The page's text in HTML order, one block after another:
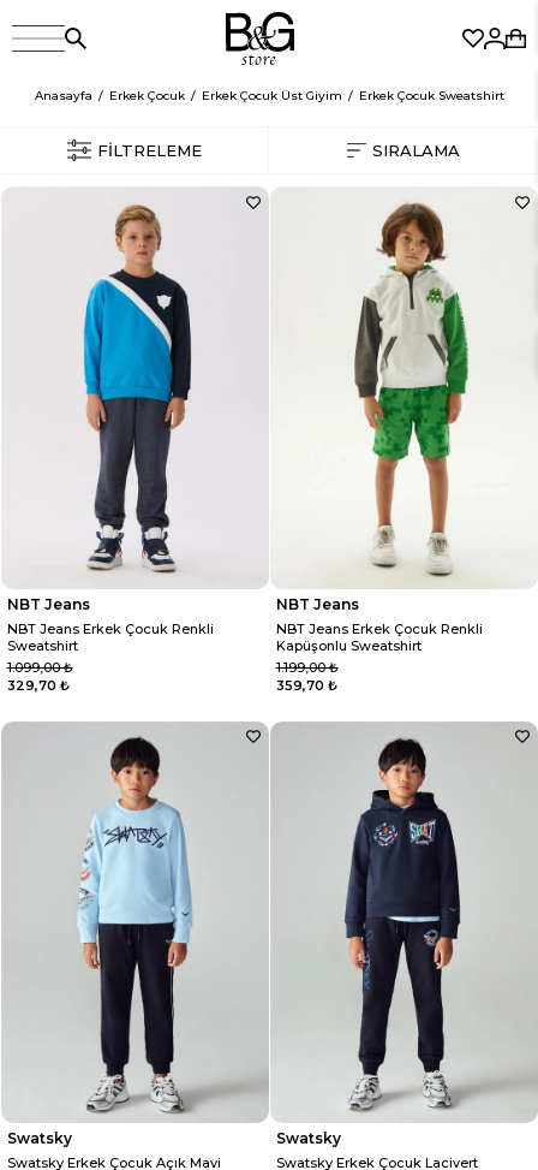
Anasayfa Erkek Çocuk Erkek Çocuk Üst Giyim Erkek Çocuk Sweatshirt
FILTRELEME SIRALAMA
NBT Jeans
NBT Jeans Erkek Çocuk Renkli
Sweatshirt
329,70 ₺
1.099,00 ₺
NBT Jeans
NBT Jeans Erkek Çocuk Renkli
Kapüşonlu Sweatshirt
359,70 ₺
1.199,00 ₺
Swatsky
Swatsky Erkek Çocuk Açık Mavi
Swatsky
Swatsky Erkek Çocuk Lacivert